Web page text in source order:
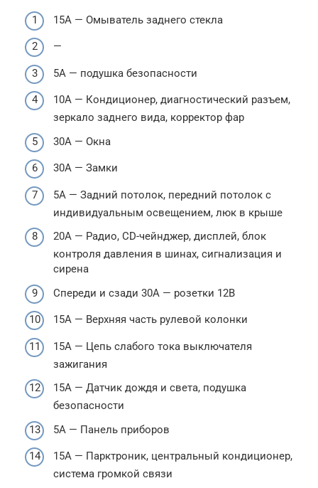
15А — Омыватель заднего стекла
—
5А — подушка безопасности
10A — Кондиционер, диагностический разъем,
зеркало заднего вида, корректор фар
30А — Окна
30А — Замки
5A — Задний потолок, передний потолок с
индивидуальным освещением, люк в крыше
20А — Радио, CD-чейнджер, дисплей, блок
контроля давления в шинах, сигнализация и
сирена
Спереди и сзади 30А — розетки 12В
15А — Верхняя часть рулевой колонки
15A — Цепь слабого тока выключателя
зажигания
15А — Датчик дождя и света, подушка
безопасности
5А — Панель приборов
15А — Парктроник, центральный кондиционер,
система громкой связи